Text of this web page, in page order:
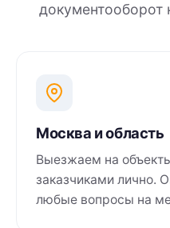
документооборот
Москва и область
Выезжаем на
заказчиками лично.
любые вопросы на